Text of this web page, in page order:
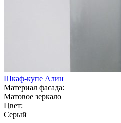
Шкаф-купе Алин
Материал фасада:
Матовое зеркало
Цвет:
Серый